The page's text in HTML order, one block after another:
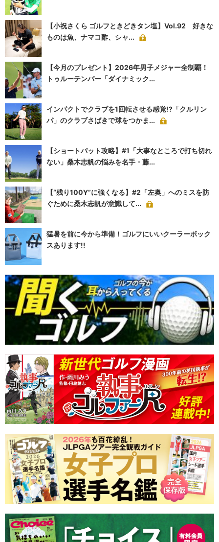
【小祝さくら ゴルフときどきタン塩】Vol.92 好きな
ものは魚、ナマコ酢、シャ...
【今月のプレゼント】2026年男子メジャー全制覇！
トゥルーテンパー「ダイナミック...
インパクトでクラブを1回転させる感覚!?「クルリン
パ」のクラブさばきで球をつかま...
【ショートパット攻略】#1「大事なところで打ち切れ
ない」桑木志帆の悩みを名手・藤...
【“残り100Y”に強くなる】#2「左奥」へのミスを防
ぐために桑木志帆が意識して...
猛暑を前に今から準備！ゴルフにいいクーラーボック
スあります!!